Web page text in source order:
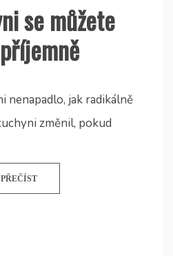
se můžete
nenapadlo, jak radikálně
změnil, pokud
PŘEČÍST